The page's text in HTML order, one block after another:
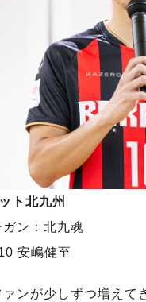
ト北九州
ン：北九魂
安嶋健至
ァンが少しずつ増え